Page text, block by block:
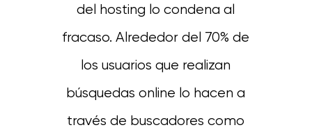
del hosting lo condena al
fracaso. Alrededor del 70% de
los usuarios que realizan
búsquedas online lo hacen a
través de buscadores como